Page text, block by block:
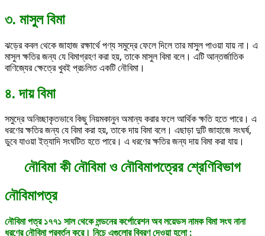
৩. মাসুল বিমা
ঝড়ের কবল থেকে জাহাজ রক্ষার্থে পণ্য সমুদ্রে ফেলে দিলে তার মাসুল পাওয়া যায় না। এ
মাসুল ক্ষতির জন্য যে বিমাগ্রহণ করা হয়, তাকে মাসুল বিমা বলে। এটি আন্তর্জাতিক
বাণিজ্যের ক্ষেত্রে খুবই প্রচলিত একটি নৌবিমা।
৪. দায় বিমা
সমুদ্রে অনিচ্ছাকৃতভাবে কিছু নিয়মকানুন অমান্য করার ফলে আর্থিক ক্ষতি হতে পারে। এ
ধরণের ক্ষতির জন্য যে বিমা করা হয়, তাকে দায় বিমা বলে। এছাড়া দুটি জাহাজে সংঘর্ষ,
ডুবে যাওয়া ইত্যাদি সংঘটিত হতে পারে। এ ধরণের ক্ষতির জন্য দায় বিমা করা যায়।
নৌবিমা কী নৌবিমা ও নৌবিমাপত্রের শ্রেণিবিভাগ
নৌবিমাপত্র
নৌবিমা পত্র ১৭৭১ সাল থেকে লন্ডনের কর্পোরেশন অব লয়েডস নামক বিমা সংঘ নানা
ধরণের নৌবিমা প্রবর্তন করে। নিচে এগুলোর বিবরণ দেওয়া হলো :